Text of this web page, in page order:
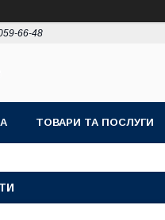
66-48
ТОВАРИ ТА ПОСЛУГИ